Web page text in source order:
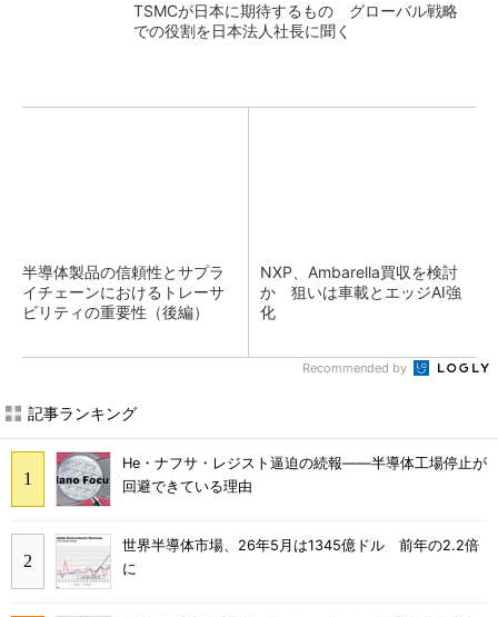
TSMCが日本に期待するもの グローバル戦略
での役割を日本法人社長に聞く
半導体製品の信頼性とサプラ
イチェーンにおけるトレーサ
ビリティの重要性（後編）
NXP、Ambarella買収を検討
か 狙いは車載とエッジAI強
化
Recommended by
記事ランキング
He・ナフサ・レジスト逼迫の続報――半導体工場停止が
回避できている理由
世界半導体市場、26年5月は1345億ドル 前年の2.2倍
に